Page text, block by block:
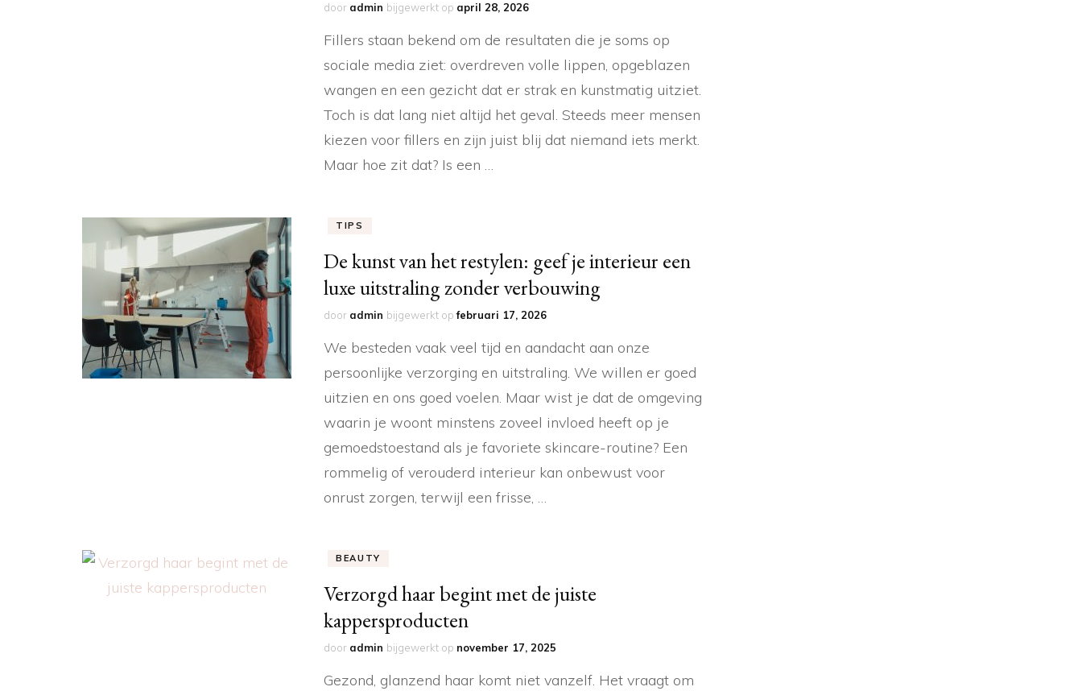
door admin bijgewerkt op april 28, 2026
Fillers staan bekend om de resultaten die je soms op
sociale media ziet: overdreven volle lippen, opgeblazen
wangen en een gezicht dat er strak en kunstmatig uitziet.
Toch is dat lang niet altijd het geval. Steeds meer mensen
kiezen voor fillers en zijn juist blij dat niemand iets merkt.
Maar hoe zit dat? Is een …
TIPS
De kunst van het restylen: geef je interieur een
luxe uitstraling zonder verbouwing
door admin bijgewerkt opfebruari 17, 2026
We besteden vaak veel tijd en aandacht aan onze
persoonlijke verzorging en uitstraling. We willen er goed
uitzien en ons goed voelen. Maar wist je dat de omgeving
waarin je woont minstens zoveel invloed heeft op je
gemoedstoestand als je favoriete skincare-routine? Een
rommelig of verouderd interieur kan onbewust voor
onrust zorgen, terwijl een frisse, …
BEAUTY
Verzorgd haar begint met de juiste
kappersproducten
door admin bijgewerkt op november 17, 2025
Gezond, glanzend haar komt niet vanzelf. Het vraagt om